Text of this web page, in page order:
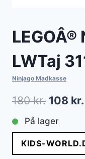
LWTaj
Ninjago Madkasse
180kr. Den
pris
var:
108 kr.
På lager
KIDS-